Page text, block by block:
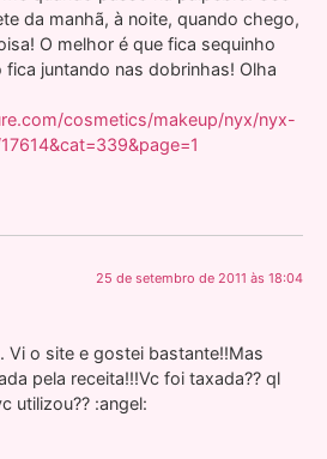
da manhã, à noite, quando chego,
O melhor é que fica sequinho
juntando nas dobrinhas! Olha
cosmetics/makeup/nyx/nyx-
25 de setembro de 2011 às 18:04
Vi o site e gostei bastante!!Mas
pela receita!!!Vc foi taxada?? ql
utilizou?? :angel: